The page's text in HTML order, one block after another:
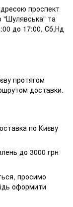
проспект
"Шулявська" та
до 17:00, Сб,Нд
протягом
доставки.
по Києву
до 3000 грн
просимо
оформити